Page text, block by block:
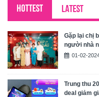
HOTTEST LATEST
Gặp lại chị
người nhà
01-02-
Trung thu
deal giảm